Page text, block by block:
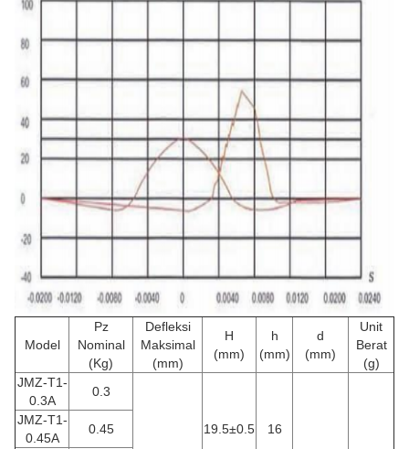
Model
Pz
Nominal
(Kg)
Defleksi
Maksimal
(mm)
H
(mm)
h
(mm)
d
(mm)
Unit
Berat
(g)
JMZ-T1-
0.3A
0.3
19.5±0.5
16
JMZ-T1-
0.45A
0.45